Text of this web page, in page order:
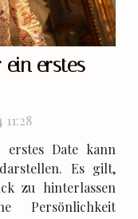
erstes
Date kann
Es gilt,
zu hinterlassen
Persönlichkeit